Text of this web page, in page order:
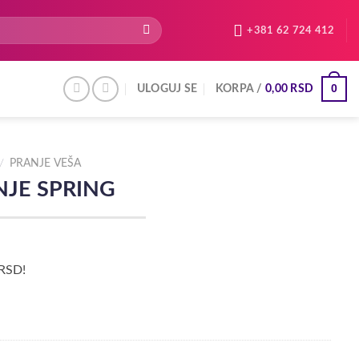
+381 62 724 412
ULOGUJ SE KORPA / 0,00 RSD 0
PRANJE VEŠA
SPRING